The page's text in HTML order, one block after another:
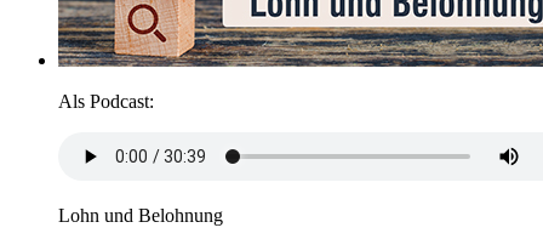
Als Podcast:
Lohn und Belohnung